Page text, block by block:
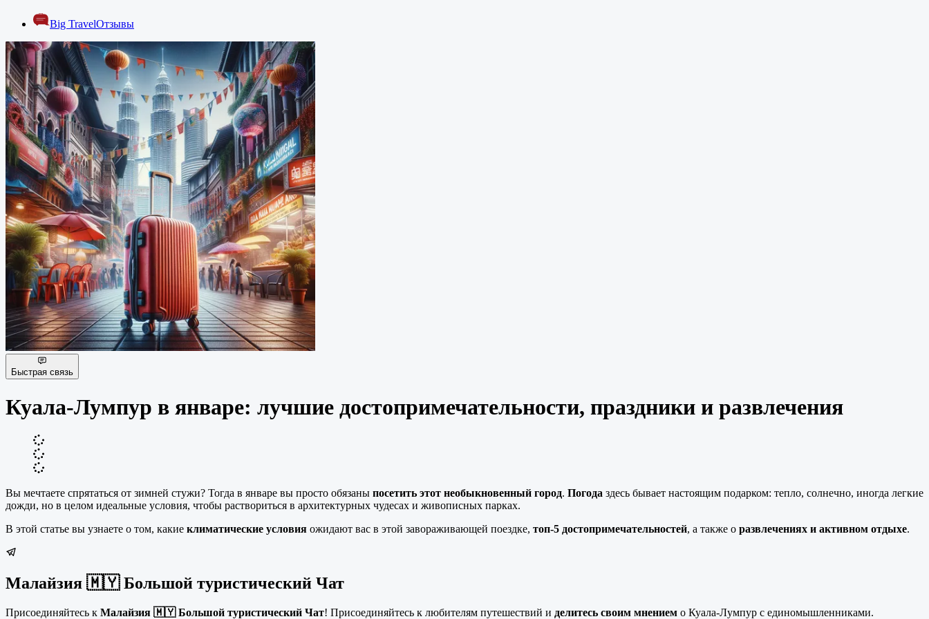
Big TravelОтзывы
Быстрая связь
Куала-Лумпур в январе: лучшие достопримечательности, праздники и развлечения
Вы мечтаете спрятаться от зимней стужи? Тогда в январе вы просто обязаны посетить этот необыкновенный город. Погода здесь бывает настоящим подарком: тепло, солнечно, иногда легкие
дожди, но в целом идеальные условия, чтобы раствориться в архитектурных чудесах и живописных парках.
В этой статье вы узнаете о том, какие климатические условия ожидают вас в этой завораживающей поездке, топ-5 достопримечательностей, а также о развлечениях и активном отдыхе.
Малайзия 🇲🇾 Большой туристический Чат
Присоединяйтесь к Малайзия 🇲🇾 Большой туристический Чат! Присоединяйтесь к любителям путешествий и делитесь своим мнением о Куала-Лумпур с единомышленниками.